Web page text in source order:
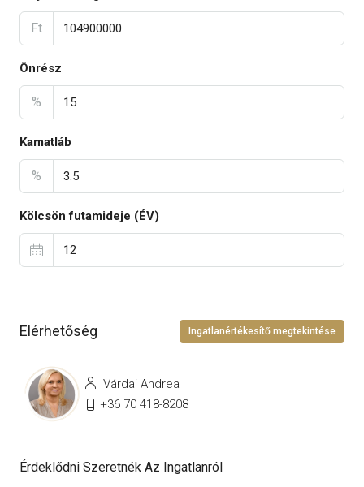
Ft
Önrész
%
Kamatláb
%
Kölcsön futamideje (ÉV)
Elérhetőség Ingatlanértékesítő megtekintése
Várdai Andrea
+36 70 418-8208
Érdeklődni Szeretnék Az Ingatlanról